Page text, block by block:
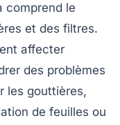
comprend le
et des filtres.
affecter
des problèmes
les gouttières,
de feuilles ou